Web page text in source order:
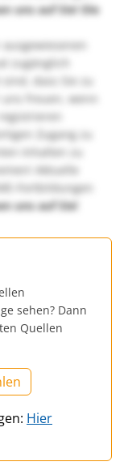
uns auf Sie! Die
zugänglich
dass Sie zu
freuen, wenn
Zugang zu
Inhalten zu
Aktuelle
Fortbildungen
uns auf Sie!
sehen? Dann
Quellen
Hier